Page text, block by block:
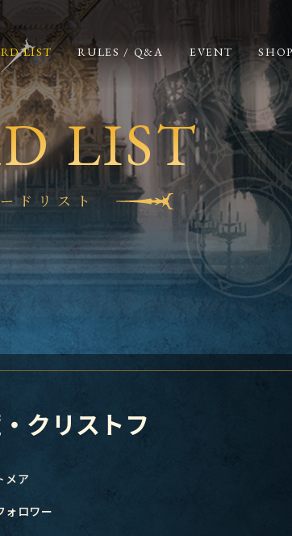
LIST RULES / Q&A EVENT
LIST
ドリスト
クリストフ
メア
ォロワー